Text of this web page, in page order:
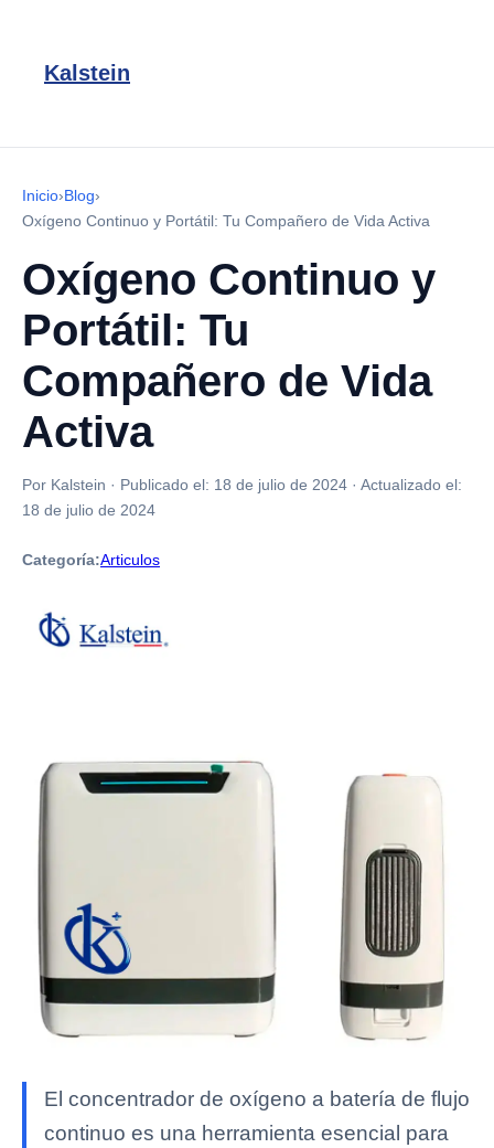
Kalstein
Inicio›Blog›
Oxígeno Continuo y Portátil: Tu Compañero de Vida Activa
Oxígeno Continuo y
Portátil: Tu
Compañero de Vida
Activa
Por Kalstein · Publicado el: 18 de julio de 2024 · Actualizado el:
18 de julio de 2024
Categoría:Articulos
El concentrador de oxígeno a batería de flujo
continuo es una herramienta esencial para